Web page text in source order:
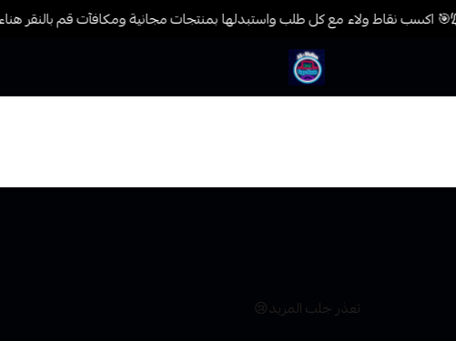
🎯 اكسب نقاط ولاء مع كل طلب واستبدلها بمنتجات مجانية ومكافآت قم بالنقر هناء
فيب المدينة
تعذر جلب المزيد😢